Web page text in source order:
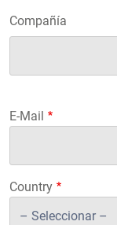
Compañía
E-Mail
Country